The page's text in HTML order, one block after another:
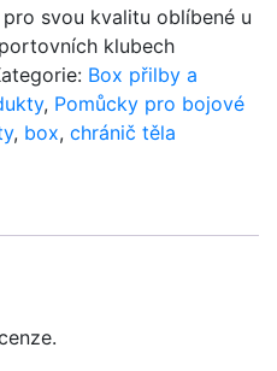
svou kvalitu oblíbené u
klubech
Box přilby a
, Pomůcky pro bojové
, box, chránič těla